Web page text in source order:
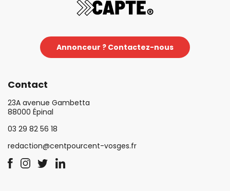
Annonceur ? Contactez-nous
Contact
23A avenue Gambetta
88000 Épinal
03 29 82 56 18
redaction@centpourcent-vosges.fr